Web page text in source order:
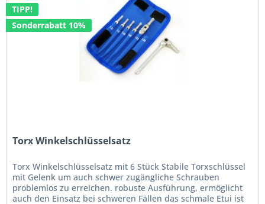
TIPP!
Sonderrabatt 10%
Torx Winkelschlüsselsatz
Torx Winkelschlüsselsatz mit 6 Stück Stabile Torxschlüssel
mit Gelenk um auch schwer zugängliche Schrauben
problemlos zu erreichen. robuste Ausführung, ermöglicht
auch den Einsatz bei schweren Fällen das schmale Etui ist